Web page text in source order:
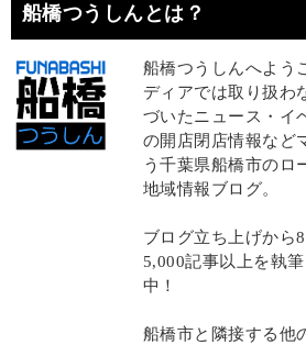
船橋つうしんとは？
船橋つうしんへよう
ディアでは取り扱わ
づいたニュース・イ
の開店閉店情報など
う千葉県船橋市のロ
地域情報ブログ。
ブログ立ち上げから
5,000記事以上を執
中！
船橋市と隣接する他